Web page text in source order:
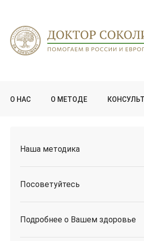
О НАС О МЕТОДЕ
Наша методика
Посоветуйтесь
Подробнее о Вашем здоровье